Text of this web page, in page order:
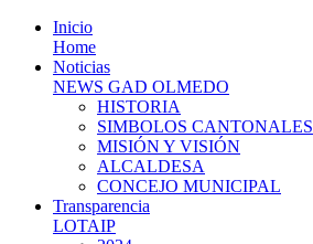
Inicio
Home
Noticias
NEWS GAD OLMEDO
HISTORIA
SIMBOLOS CANTONALES
MISIÓN Y VISIÓN
ALCALDESA
CONCEJO MUNICIPAL
Transparencia
LOTAIP